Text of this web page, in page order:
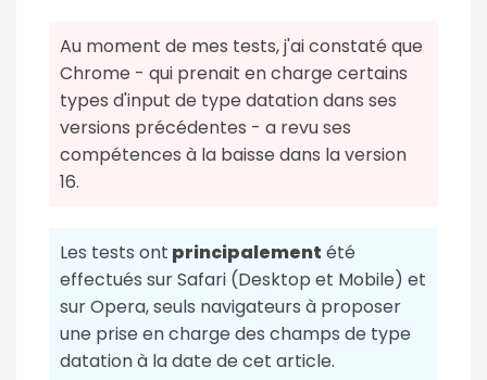
Au moment de mes tests, j'ai constaté que
Chrome - qui prenait en charge certains
types d'input de type datation dans ses
versions précédentes - a revu ses
compétences à la baisse dans la version
16.
Les tests ont principalement été
effectués sur Safari (Desktop et Mobile) et
sur Opera, seuls navigateurs à proposer
une prise en charge des champs de type
datation à la date de cet article.